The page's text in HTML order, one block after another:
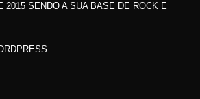
2015 SENDO A SUA BASE DE ROCK E